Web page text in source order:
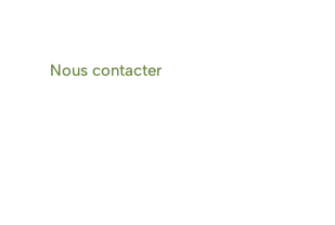
Nous contacter